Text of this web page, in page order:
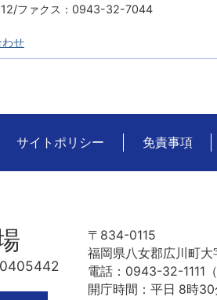
ファクス：0943-32-7044
わせ
サイトポリシー 免責事項
〒834-0115
福岡県八女郡広川町
電話：0943-32-1111
開庁時間：平日 8時